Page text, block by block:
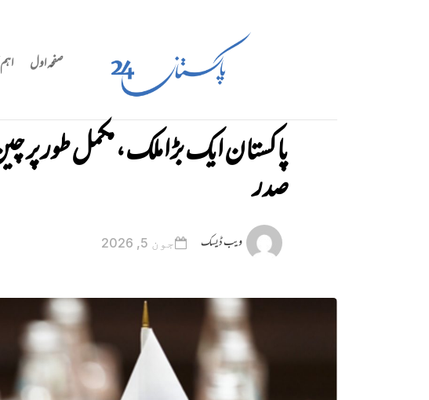
صفحہ اول
پاکستان ایک بڑا ملک، مکمل طور
صدر
ویب ڈیسک جون 5, 2026